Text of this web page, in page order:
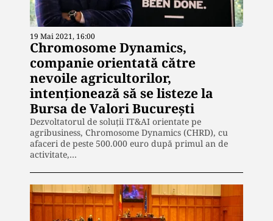
19 Mai 2021, 16:00
Chromosome Dynamics,
companie orientată către
nevoile agricultorilor,
intenționează să se listeze la
Bursa de Valori București
Dezvoltatorul de soluții IT&AI orientate pe
agribusiness, Chromosome Dynamics (CHRD), cu
afaceri de peste 500.000 euro după primul an de
activitate,…